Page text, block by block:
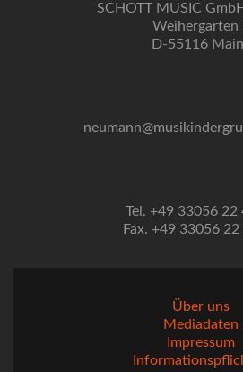
SCHOTT MUSIC
Weihergarten
D-55116
Tel. +49 33056 22
Fax. +49 33056 22
Über uns
Mediadaten
Impressum